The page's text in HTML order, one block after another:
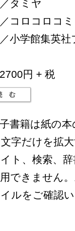
タミヤ
コロコロコ
小学館集英
円 + 税
書籍は紙の
字だけを拡
ト、検索、
できません
ルをご確認